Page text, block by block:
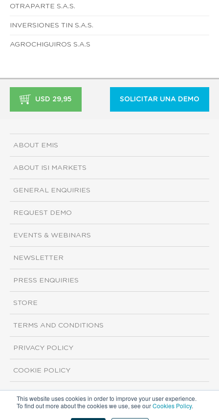
This website uses cookies in order to improve your user experience.
To find out more about the cookies we use, see ourCookies Policy.
OTRAPARTE S.A.S.
INVERSIONES TIN S.A.S.
AGROCHIGUIROS S.A.S
USD 29,95 SOLICITAR UNA DEMO
ABOUT EMIS
ABOUT ISI MARKETS
GENERAL ENQUIRIES
REQUEST DEMO
EVENTS & WEBINARS
NEWSLETTER
PRESS ENQUIRIES
STORE
TERMS AND CONDITIONS
PRIVACY POLICY
COOKIE POLICY
Copyright ©2026 ISI Markets. All rights reserved.